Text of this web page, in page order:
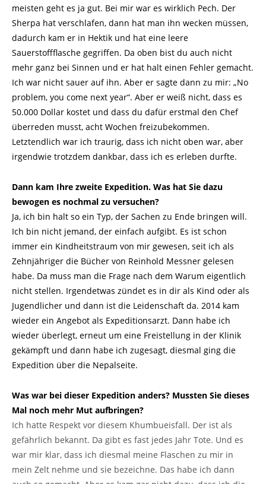
meisten geht es ja gut. Bei mir war es wirklich Pech. Der
Sherpa hat verschlafen, dann hat man ihn wecken müssen,
dadurch kam er in Hektik und hat eine leere
Sauerstoffflasche gegriffen. Da oben bist du auch nicht
mehr ganz bei Sinnen und er hat halt einen Fehler gemacht.
Ich war nicht sauer auf ihn. Aber er sagte dann zu mir: „No
problem, you come next year“. Aber er weiß nicht, dass es
50.000 Dollar kostet und dass du dafür erstmal den Chef
überreden musst, acht Wochen freizubekommen.
Letztendlich war ich traurig, dass ich nicht oben war, aber
irgendwie trotzdem dankbar, dass ich es erleben durfte.
Dann kam Ihre zweite Expedition. Was hat Sie dazu
bewogen es nochmal zu versuchen?
Ja, ich bin halt so ein Typ, der Sachen zu Ende bringen will.
Ich bin nicht jemand, der einfach aufgibt. Es ist schon
immer ein Kindheitstraum von mir gewesen, seit ich als
Zehnjähriger die Bücher von Reinhold Messner gelesen
habe. Da muss man die Frage nach dem Warum eigentlich
nicht stellen. Irgendetwas zündet es in dir als Kind oder als
Jugendlicher und dann ist die Leidenschaft da. 2014 kam
wieder ein Angebot als Expeditionsarzt. Dann habe ich
wieder überlegt, erneut um eine Freistellung in der Klinik
gekämpft und dann habe ich zugesagt, diesmal ging die
Expedition über die Nepalseite.
Was war bei dieser Expedition anders? Mussten Sie dieses
Mal noch mehr Mut aufbringen?
Ich hatte Respekt vor diesem Khumbueisfall. Der ist als
gefährlich bekannt. Da gibt es fast jedes Jahr Tote. Und es
war mir klar, dass ich diesmal meine Flaschen zu mir in
mein Zelt nehme und sie bezeichne. Das habe ich dann